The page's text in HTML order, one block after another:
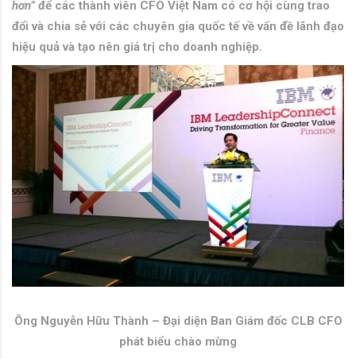
hơn”để các thành viên CFO Việt Nam có cơ hội cùng trao
đổi và chia sẻ với các chuyên gia quốc tế về vấn đề lãnh đạo
hiệu quả và tạo nên giá trị cho doanh nghiệp.
Ông Nguyễn Hữu Thành – Đại diện Ban Giám đốc CLB CFO
phát biểu chào mừng